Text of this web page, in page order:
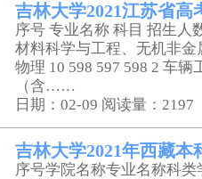
吉林大学2021江苏省高
序号 专业名称 科目 招生人
材料科学与工程、无机非
物理 10 598 597 598 2 车辆
（含……
日期：02-09 阅读量：2197
吉林大学2021年西藏本
序号学院名称专业名称科